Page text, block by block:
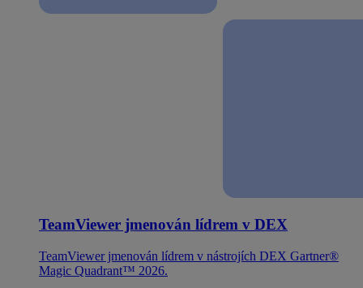
TeamViewer jmenován lídrem v DEX
TeamViewer jmenován lídrem v nástrojích DEX Gartner®
Magic Quadrant™ 2026.